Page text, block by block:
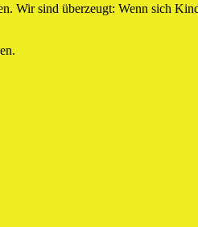
Wir sind überzeugt: Wenn sich